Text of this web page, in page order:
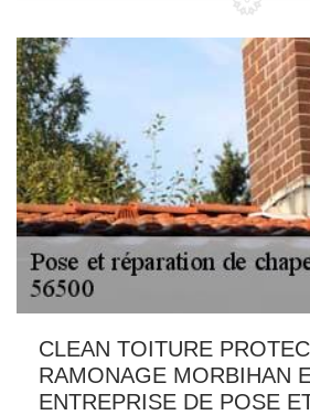
CLEAN TOITURE
RAMONAGE MORBIHAN
ENTREPRISE DE POSE